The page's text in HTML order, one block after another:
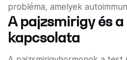
probléma, amelyek
A pajzsmirigy és
kapcsolata